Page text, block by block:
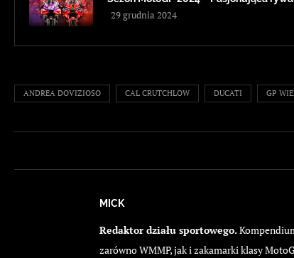
29 grudnia 2024
ANDREA DOVIZIOSO CAL CRUTCHLOW DUCATI GP
MICK
Redaktor działu sportowego.
zarówno WMMP, jak i zakamarki klasy